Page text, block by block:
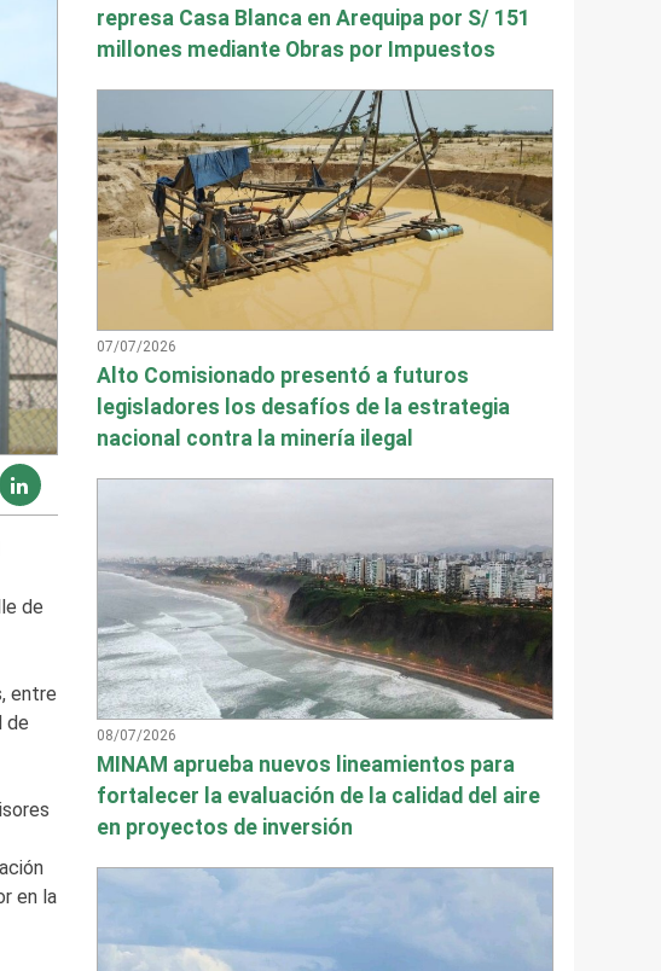
de
entre
de
en la
represa Casa Blanca en Arequipa por S/ 151
millones mediante Obras por Impuestos
07/07/2026
Alto Comisionado presentó a futuros
legisladores los desafíos de la estrategia
nacional contra la minería ilegal
08/07/2026
MINAM aprueba nuevos lineamientos para
fortalecer la evaluación de la calidad del aire
en proyectos de inversión